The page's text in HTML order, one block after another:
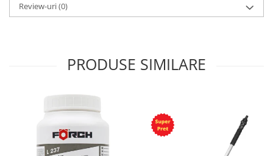
Review-uri(0)
PRODUSE SIMILARE